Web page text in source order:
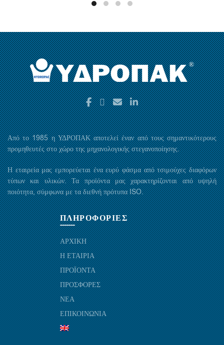
Από το 1985 η ΥΔΡΟΠΑΚ αποτελεί έναν από τους σημαντικότερους
προμηθευτές στο χώρο της μηχανολογικής στεγανοποίησης.
Η εταιρεία μας εμπορεύεται ένα ευρύ φάσμα από τσιμούχες διαφόρων
τύπων και υλικών. Τα προϊόντα μας χαρακτηρίζονται από υψηλή
ποιότητα, σύμφωνα με τα διεθνή πρότυπα ISO.
ΠΛΗΡΟΦΟΡΙΕΣ
ΑΡΧΙΚΗ
Η ΕΤΑΙΡΙΑ
ΠΡΟΪΟΝΤΑ
ΠΡΟΣΦΟΡΕΣ
ΝΕΑ
ΕΠΙΚΟΙΝΩΝΙΑ